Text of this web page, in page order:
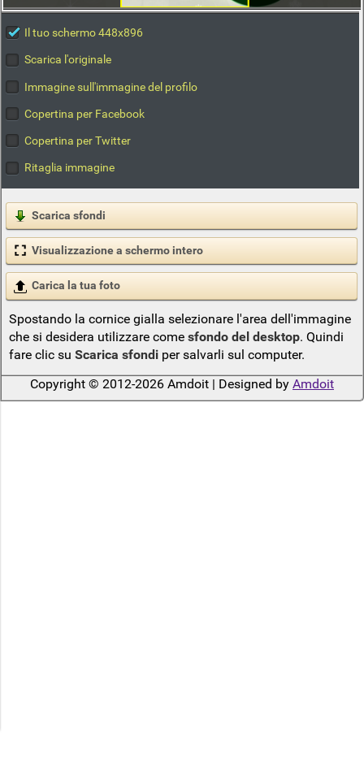
Il tuo schermo 448x896
Scarica l'originale
Immagine sull'immagine del profilo
Copertina per Facebook
Copertina per Twitter
Ritaglia immagine
Scarica sfondi
Visualizzazione a schermo intero
Carica la tua foto
Spostando la cornice gialla selezionare l'area dell'immagine
che si desidera utilizzare come sfondo del desktop. Quindi
fare clic su Scarica sfondiper salvarli sul computer.
Copyright © 2012-2026 Amdoit | Designed by Amdoit